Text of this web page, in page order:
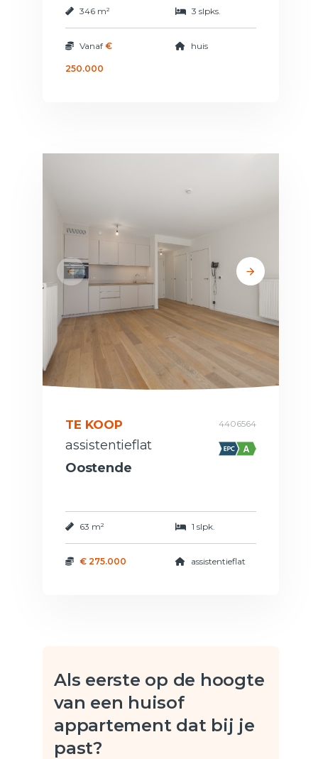
346 m² 3 slpks.
Vanaf €
250.000
huis
TE KOOP 4406564
assistentieflat
Oostende
63 m² 1 slpk.
€ 275.000 assistentieflat
Als eerste op de hoogte
van een huisof
appartement dat bij je
past?